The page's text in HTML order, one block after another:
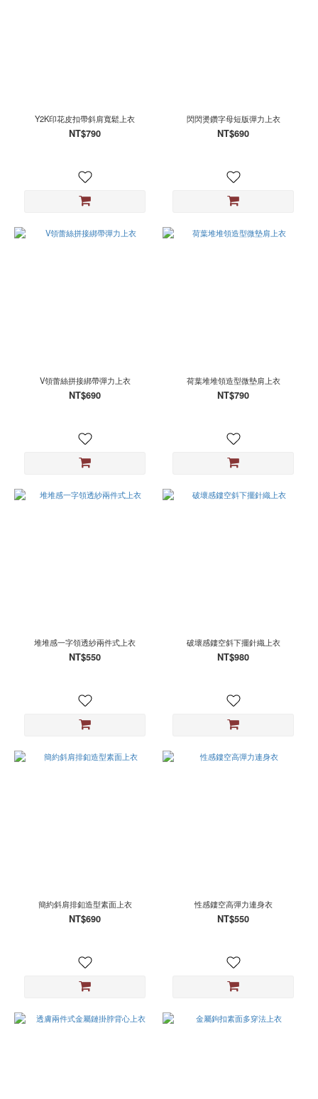
Y2K印花皮扣帶斜肩寬鬆上衣
NT$790
閃閃燙鑽字母短版彈力上衣
NT$690
V領蕾絲拼接綁帶彈力上衣
NT$690
荷葉堆堆領造型微墊肩上衣
NT$790
堆堆感一字領透紗兩件式上衣
NT$550
破壞感鏤空斜下擺針織上衣
NT$980
簡約斜肩排釦造型素面上衣
NT$690
性感鏤空高彈力連身衣
NT$550